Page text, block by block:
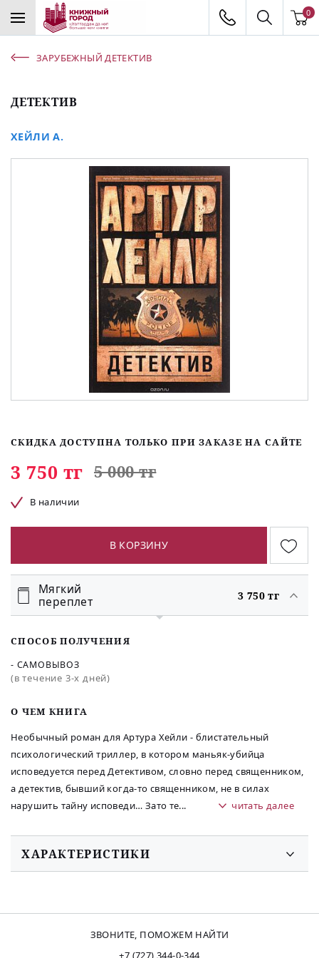
0
ЗАРУБЕЖНЫЙ ДЕТЕКТИВ
ДЕТЕКТИВ
ХЕЙЛИ А.
O ЧЕМ КНИГА
Необычный роман для Артура Хейли - блистательный
психологический триллер, в котором маньяк-убийца
исповедуется перед Детективом, словно перед священником,
а детектив, бывший когда-то священником, не в силах
нарушить тайну исповеди… Зато те... читать далее
СКИДКА ДОСТУПНА ТОЛЬКО ПРИ ЗАКАЗЕ НА САЙТЕ
3 750 тг 5 000 тг
В наличии
В КОРЗИНУ
Мягкий
переплет
3 750 тг
СПОСОБ ПОЛУЧЕНИЯ
- САМОВЫВОЗ
(в течение 3-х дней)
ХАРАКТЕРИСТИКИ
ЗВОНИТЕ, ПОМОЖЕМ НАЙТИ
+7 (727) 344-0-344